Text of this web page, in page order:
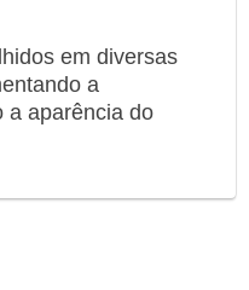
em diversas
a
a aparência do